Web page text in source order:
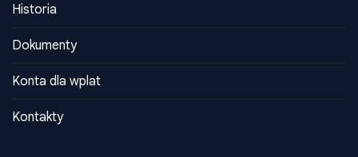
Historia
Dokumenty
Konta dla wplat
Kontakty